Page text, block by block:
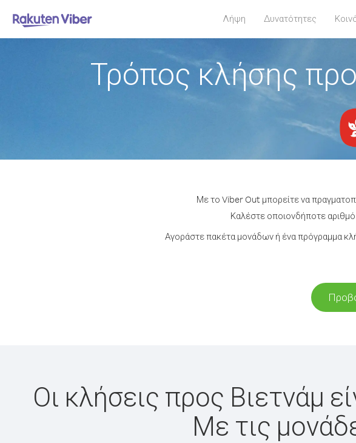
Λήψη Δυνατότητες
Τρόπος κλήσης
Με το Viber Out μπορείτε να
Καλέστε οποιονδήποτε
Αγοράστε πακέτα μονάδων ή ένα πρόγραμμα
Οι κλήσεις προς Βιετνάμ
Με τις